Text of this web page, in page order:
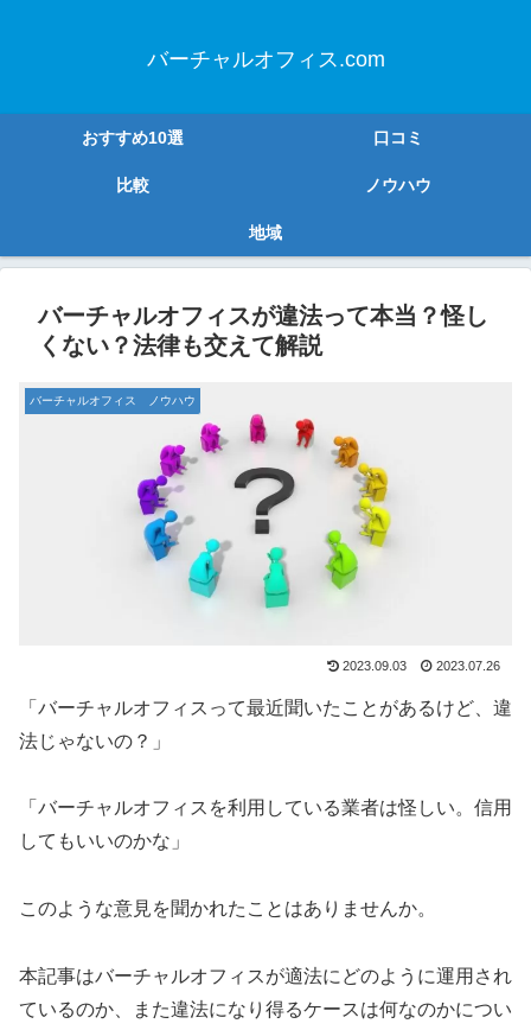
バーチャルオフィス.com
おすすめ10選 口コミ
比較 ノウハウ
地域
バーチャルオフィスが違法って本当？怪し
くない？法律も交えて解説
バーチャルオフィス ノウハウ
2023.09.03 2023.07.26
「バーチャルオフィスって最近聞いたことがあるけど、違
法じゃないの？」
「バーチャルオフィスを利用している業者は怪しい。信用
してもいいのかな」
このような意見を聞かれたことはありませんか。
本記事はバーチャルオフィスが適法にどのように運用され
ているのか、また違法になり得るケースは何なのかについ